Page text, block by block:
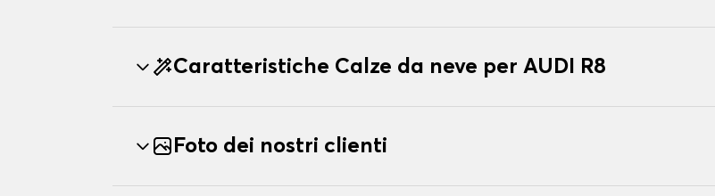
Caratteristiche Calze da neve per AUDI R8
Foto dei nostri clienti